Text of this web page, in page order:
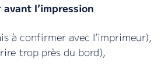
l’impression
à confirmer avec l’imprimeur),
trop près du bord),